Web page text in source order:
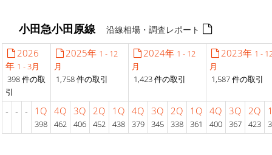
小田急小田原線沿線相場・調査レポート
2026
年 1 - 3月
398 件の取
引
2025年 1 - 12
月
1,758 件の取引
2024年 1 - 12
月
1,423 件の取引
2023年 1 -
月
1,587 件の取引
- - - 1Q
398
4Q
462
3Q
406
2Q
452
1Q
438
4Q
379
3Q
345
2Q
338
1Q
361
4Q
400
3Q
367
2Q
423